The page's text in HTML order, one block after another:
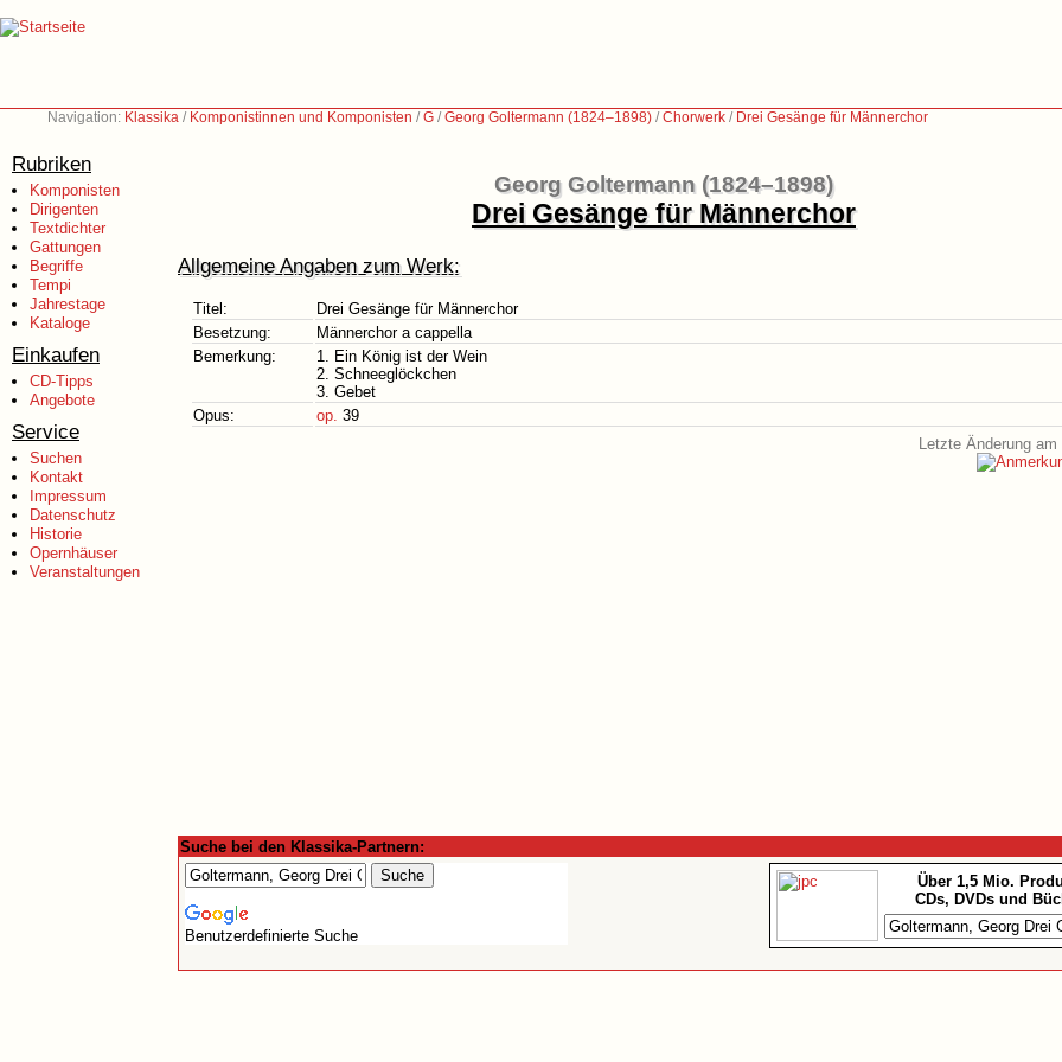
Navigation: Klassika / Komponistinnen und Komponisten /G /Georg Goltermann (1824–1898) /Chorwerk / Drei Gesänge für Männerchor
Rubriken
Komponisten
Dirigenten
Textdichter
Gattungen
Begriffe
Tempi
Jahrestage
Kataloge
Einkaufen
CD-Tipps
Angebote
Service
Suchen
Kontakt
Impressum
Datenschutz
Historie
Opernhäuser
Veranstaltungen
Georg Goltermann (1824–1898)
Drei Gesänge für Männerchor
Allgemeine Angaben zum Werk:
Titel:
Drei Gesänge für Männerchor
Besetzung:
Männerchor a cappella
Bemerkung:
1. Ein König ist der Wein
2. Schneeglöckchen
3. Gebet
Opus:
op. 39
Letzte Änderung
Suche bei den Klassika-Partnern:
Benutzerdefinierte Suche
Über 1,5 Mio.
CDs, DVDs und